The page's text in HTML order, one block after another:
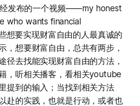
发布的一个视频——my honest
who wants financial
想要实现财富自由的人最真诚的
，想要财富自由，总共有两步，
径去找能实现财富自由的方法，
，听相关播客，看相关youtube
提到的输入；当找到相关方法
赴的实践，也就是行动，或者也